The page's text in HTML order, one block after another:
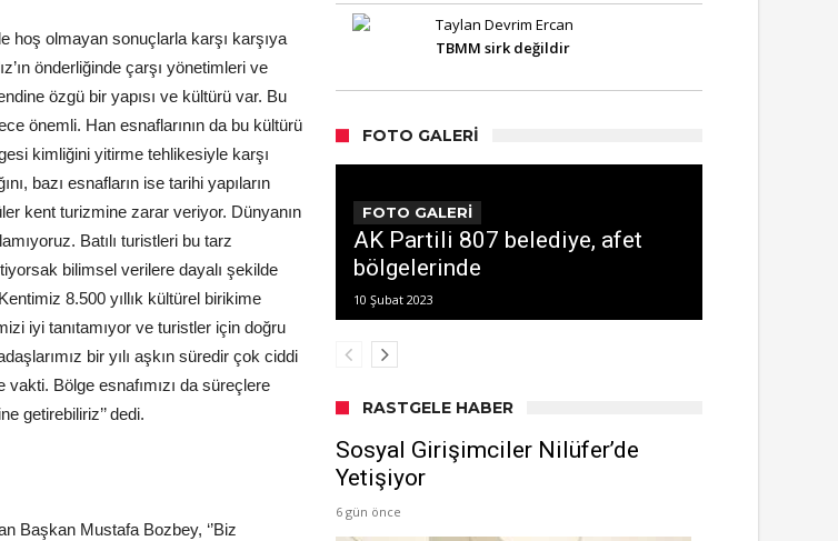
hoş olmayan sonuçlarla karşı karşıya
önderliğinde çarşı yönetimleri ve
özgü bir yapısı ve kültürü var. Bu
önemli. Han esnaflarının da bu kültürü
kimliğini yitirme tehlikesiyle karşı
bazı esnafların ise tarihi yapıların
kent turizmine zarar veriyor. Dünyanın
Batılı turistleri bu tarz
bilimsel verilere dayalı şekilde
8.500 yıllık kültürel birikime
iyi tanıtamıyor ve turistler için doğru
bir yılı aşkın süredir çok ciddi
Bölge esnafımızı da süreçlere
getirebiliriz’’ dedi.
Başkan Mustafa Bozbey, ‘’Biz
Taylan Devrim Ercan
TBMM sirk değildir
FOTO GALERI
FOTO GALERİ
AK Partili 807 belediye, afet
bölgelerinde
10 Şubat 2023
RASTGELE HABER
Sosyal Girişimciler Nilüfer’de
Yetişiyor
6 gün önce